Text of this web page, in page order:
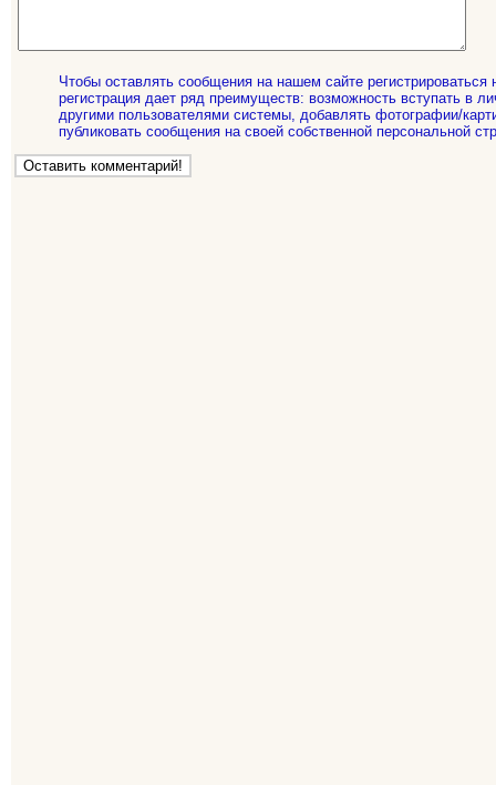
Чтобы оставлять сообщения на нашем сайте регистрироваться
регистрация дает ряд преимуществ: возможность вступать в
другими пользователями системы, добавлять фотографии/
публиковать сообщения на своей собственной персональной